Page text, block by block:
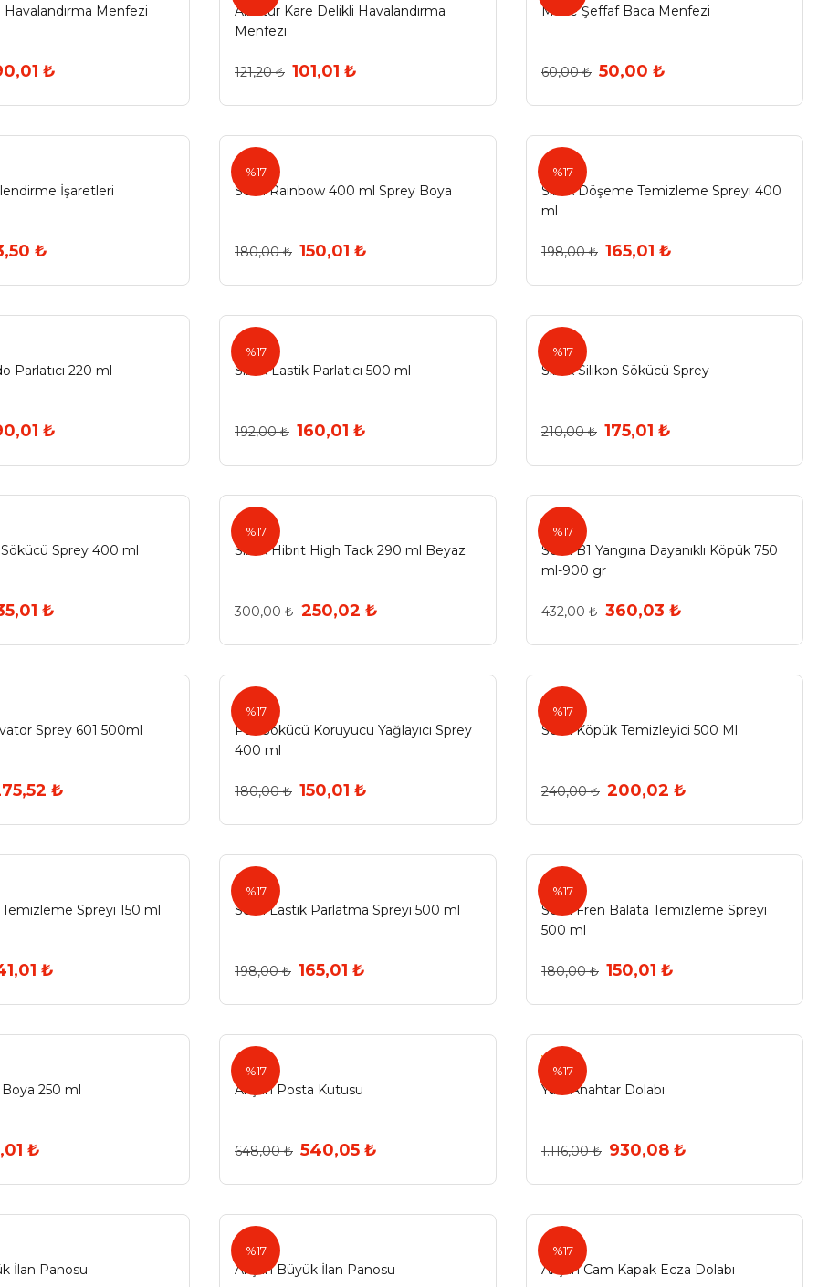
Menfezi
₺
Albatur Kare Delikli Havalandırma
Menfezi
121,20 ₺ 101,01 ₺
Made Şeffaf Baca Menfezi
60,00 ₺ 50,00 ₺
İşaretleri
₺
%17
Selsil
Selsil Rainbow 400 ml Sprey Boya
180,00 ₺ 150,01 ₺
%17
sibax
Sibax Döşeme Temizleme Spreyi 400
ml
198,00 ₺ 165,01 ₺
Parlatıcı 220 ml
₺
%17
sibax
Sibax Lastik Parlatıcı 500 ml
192,00 ₺ 160,01 ₺
%17
sibax
Sibax Silikon Sökücü Sprey
210,00 ₺ 175,01 ₺
Sprey 400 ml
₺
%17
sibax
Sibax Hibrit High Tack 290 ml Beyaz
300,00 ₺ 250,02 ₺
%17
Selsil
Selsil B1 Yangına Dayanıklı Köpük 750
ml-900 gr
432,00 ₺ 360,03 ₺
Sprey 601 500ml
₺
%17
Elat
Pas Sökücü Koruyucu Yağlayıcı Sprey
400 ml
180,00 ₺ 150,01 ₺
%17
Selsil
Selsil Köpük Temizleyici 500 Ml
240,00 ₺ 200,02 ₺
Spreyi 150 ml
₺
%17
Selsil
Selsil Lastik Parlatma Spreyi 500 ml
198,00 ₺ 165,01 ₺
%17
Selsil
Selsil Fren Balata Temizleme Spreyi
500 ml
180,00 ₺ 150,01 ₺
250 ml
₺
%17
Akşan
Akşan Posta Kutusu
648,00 ₺ 540,05 ₺
%17
Yale
Yale Anahtar Dolabı
1.116,00 ₺ 930,08 ₺
İlan Panosu
%17
Akşan
Akşan Büyük İlan Panosu
%17
Akşan
Akşan Cam Kapak Ecza Dolabı